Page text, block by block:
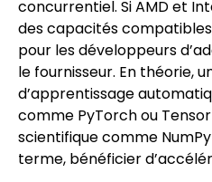
concurrentiel. Si AMD et
des capacités
pour les développeurs
le fournisseur. En théorie,
d’apprentissage
comme PyTorch ou
scientifique comme
terme, bénéficier